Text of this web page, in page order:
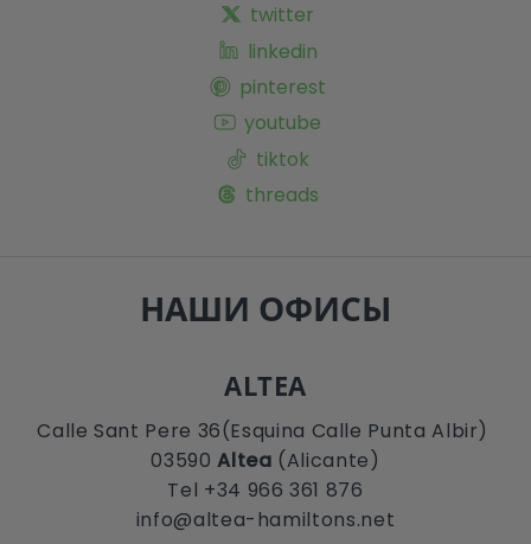
twitter
linkedin
pinterest
youtube
tiktok
threads
НАШИ ОФИСЫ
ALTEA
Calle Sant Pere 36(Esquina Calle Punta Albir)
03590Altea (Alicante)
Tel +34 966 361 876
info@altea-hamiltons.net